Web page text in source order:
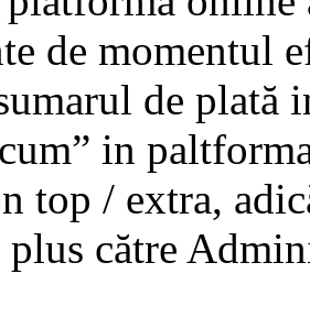
de momentul
de plată
in
top / extra,
plus către